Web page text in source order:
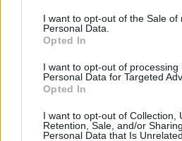
I want to opt-out of the Sale of
Personal Data.
Opted In
I want to opt-out of processing
Personal Data for Targeted
Opted In
I want to opt-out of Collection,
Retention, Sale, and/or
Personal Data that Is
Golf Mk2 16v Turbo 137
Senaste inlägget av
Vw 1956 oval prosjekt
Senaste inlägget avjarleb
Senaste inlägget avMarurb1